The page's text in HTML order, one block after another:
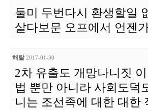
둘미 두번다시 환생할일
살다보문 오프에서 언젠
해탈 2017-01-30
2차 유출도 개망나니짓
법 뿐만 아니라 사회도덕
니는 조선족에 대한 대한